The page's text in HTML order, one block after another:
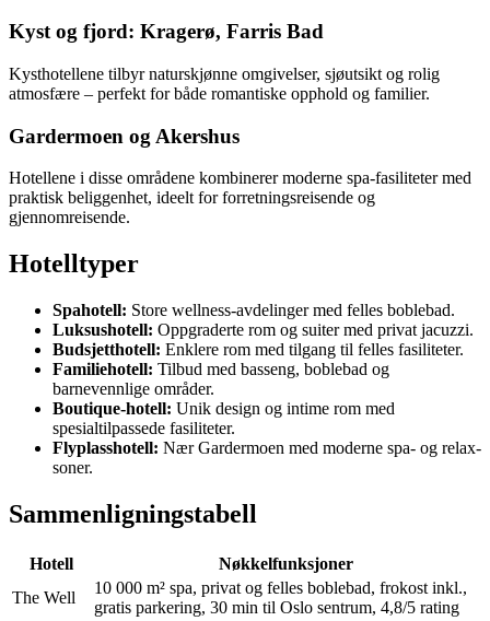
Kyst og fjord: Kragerø, Farris Bad
Kysthotellene tilbyr naturskjønne omgivelser, sjøutsikt og rolig
atmosfære – perfekt for både romantiske opphold og familier.
Gardermoen og Akershus
Hotellene i disse områdene kombinerer moderne spa-fasiliteter med
praktisk beliggenhet, ideelt for forretningsreisende og
gjennomreisende.
Hotelltyper
Spahotell: Store wellness-avdelinger med felles boblebad.
Luksushotell: Oppgraderte rom og suiter med privat jacuzzi.
Budsjetthotell: Enklere rom med tilgang til felles fasiliteter.
Familiehotell: Tilbud med basseng, boblebad og
barnevennlige områder.
Boutique-hotell: Unik design og intime rom med
spesialtilpassede fasiliteter.
Flyplasshotell: Nær Gardermoen med moderne spa- og relax-
soner.
Sammenligningstabell
Hotell
Nøkkelfunksjoner
The Well
10 000 m² spa, privat og felles boblebad, frokost inkl.,
gratis parkering, 30 min til Oslo sentrum, 4,8/5 rating